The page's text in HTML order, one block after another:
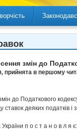
змін до
прийнята в першому
до Податкового
деяких податків і
п о с т а н о в л я є: